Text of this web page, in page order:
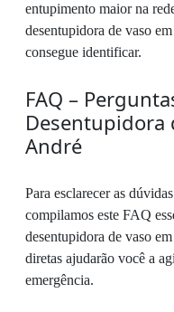
entupimento maior na
desentupidora de vaso
consegue identificar.
FAQ –
Desentupidora
André
Para esclarecer as
compilamos este FAQ
desentupidora de vaso
diretas ajudarão você a
emergência.